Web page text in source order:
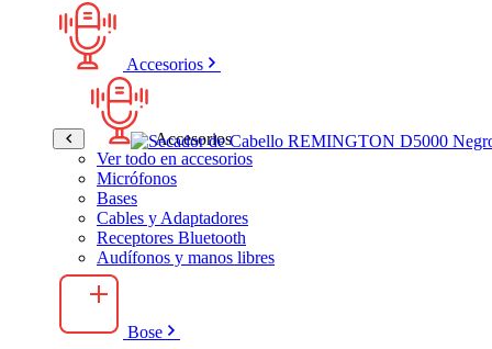
Accesorios
Accesorios
Ver todo en accesorios
Micrófonos
Bases
Cables y Adaptadores
Receptores Bluetooth
Audífonos y manos libres
Bose